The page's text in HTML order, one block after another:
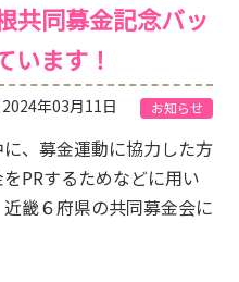
同募金記念バッ
います！
2024年03月11日 お知らせ
、募金運動に協力した方
PRするためなどに用い
畿６府県の共同募金会に